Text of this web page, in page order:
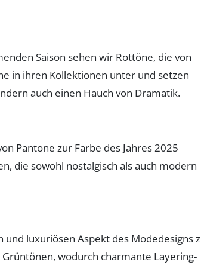
Saison sehen wir Rottöne, die von
in ihren Kollektionen unter und setzen
auch einen Hauch von Dramatik.
Pantone zur Farbe des Jahres 2025
die sowohl nostalgisch als auch modern
luxuriösen Aspekt des Modedesigns
wodurch charmante Layering-